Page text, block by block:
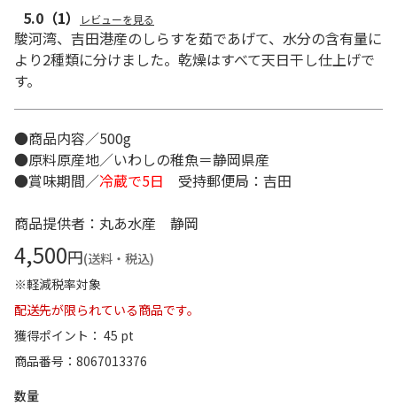
5.0 （1） レビューを見る
駿河湾、吉田港産のしらすを茹であげて、水分の含有量に
より2種類に分けました。乾燥はすべて天日干し仕上げで
す。
●商品内容／500g
●原料原産地／いわしの稚魚＝静岡県産
●賞味期間／冷蔵で5日 受持郵便局：吉田
商品提供者：丸あ水産 静岡
4,500円(送料・税込)
※軽減税率対象
配送先が限られている商品です。
獲得ポイント： 45 pt
商品番号
8067013376
数量